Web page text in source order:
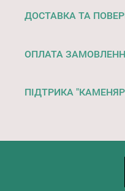
ДОСТАВКА ТА
ОПЛАТА
ПІДТРИКА